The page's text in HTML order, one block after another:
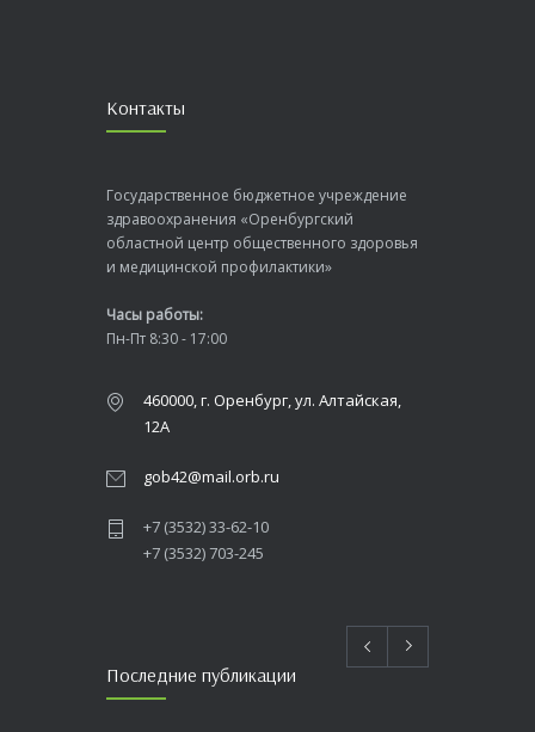
Контакты
Государственное бюджетное учреждение
здравоохранения «Оренбургский
областной центр общественного здоровья
и медицинской профилактики»
Часы работы:
Пн-Пт 8:30 - 17:00
460000, г. Оренбург, ул. Алтайская,
12А
gob42@mail.orb.ru
+7 (3532) 33-62-10
+7 (3532) 703-245
Последние публикации